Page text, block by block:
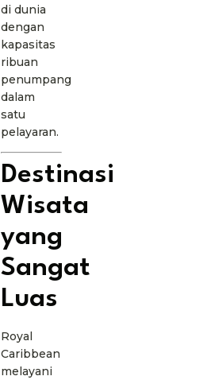
di dunia
dengan
kapasitas
ribuan
penumpang
dalam
satu
pelayaran.
Destinasi
Wisata
yang
Sangat
Luas
Royal
Caribbean
melayani